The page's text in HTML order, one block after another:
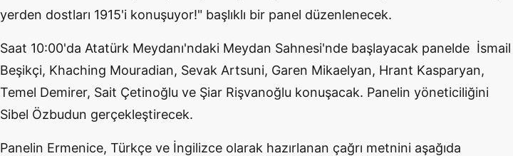
yerden dostları 1915'i konuşuyor!" başlıklı bir panel düzenlenecek.
Saat 10:00'da Atatürk Meydanı'ndaki Meydan Sahnesi'nde başlayacak panelde İsmail
Beşikçi, Khaching Mouradian, Sevak Artsuni, Garen Mikaelyan, Hrant Kasparyan,
Temel Demirer, Sait Çetinoğlu ve Şiar Rişvanoğlu konuşacak. Panelin yöneticiliğini
Sibel Özbudun gerçekleştirecek.
Panelin Ermenice, Türkçe ve İngilizce olarak hazırlanan çağrı metnini aşağıda